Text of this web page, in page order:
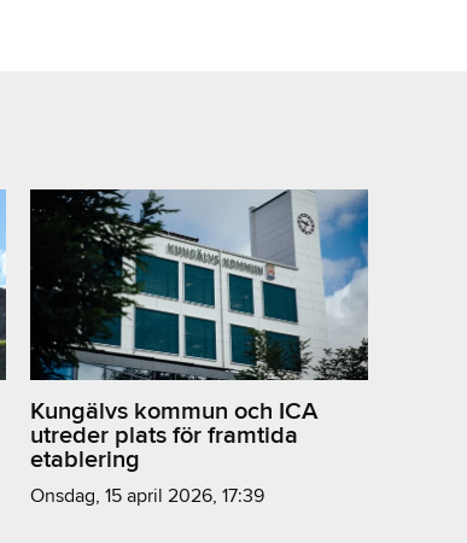
Kungälvs kommun och ICA
utreder plats för framtida
etablering
onsdag, 15 april 2026, 17:39